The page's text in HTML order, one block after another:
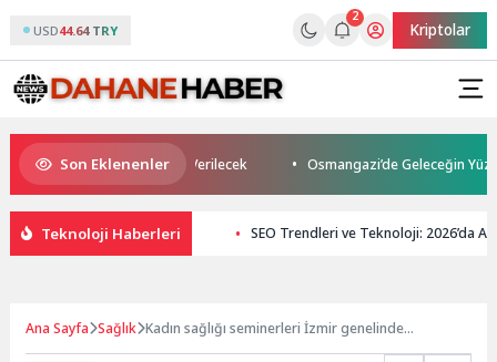
USD44.64 TRY
2
Kriptolar
Son Eklenenler
Makedonya’da Toprağa Verilecek Osmangazi’de Geleceğin
Teknoloji Haberleri SEO Trendleri ve Teknoloji: 2026’da
Ana Sayfa Sağlık Kadın sağlığı seminerleri İzmir genelinde